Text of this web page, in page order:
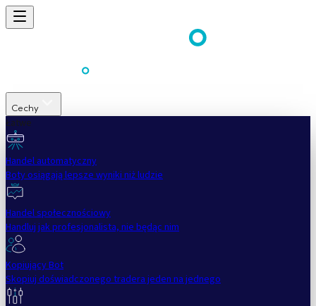
Cechy
Łatwe
Handel automatyczny
Boty osiągają lepsze wyniki niż ludzie
Handel społecznościowy
Handluj jak profesjonalista, nie będąc nim
Kopiujący Bot
Skopiuj doświadczonego tradera jeden na jednego